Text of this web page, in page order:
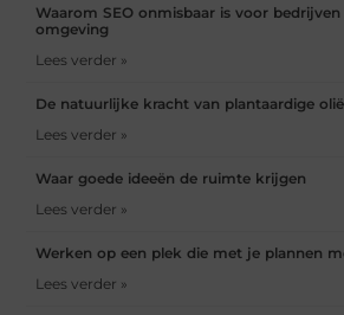
Waarom SEO onmisbaar is voor
omgeving
Lees verder »
De natuurlijke kracht van plantaardige
Lees verder »
Waar goede ideeën de ruimte krijgen
Lees verder »
Werken op een plek die met je plannen
Lees verder »